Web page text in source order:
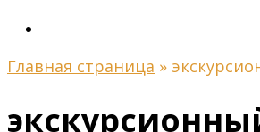
Главная страница »